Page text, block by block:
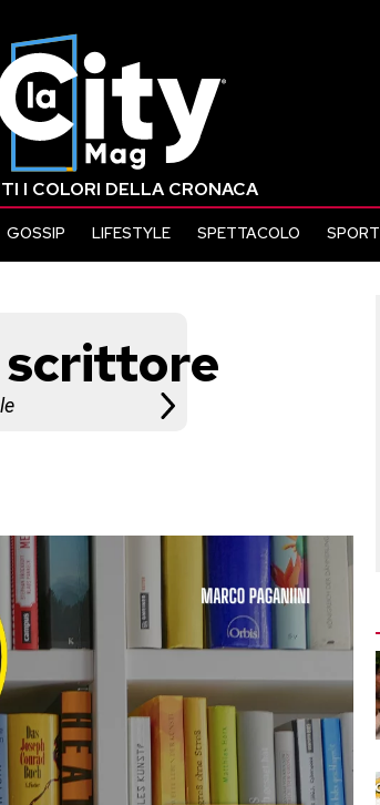
I COLORI DELLA CRONACA
GOSSIP LIFESTYLE SPETTACOLO SPORT
scrittore